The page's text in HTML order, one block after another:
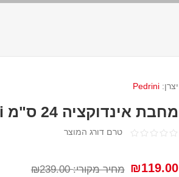
יצרן: Pedrini
מחבת אינדוקציה 24 ס"מ Pedrini Maori
טרם דורג המוצר
₪119.00 מחיר מקורי: ₪239.00